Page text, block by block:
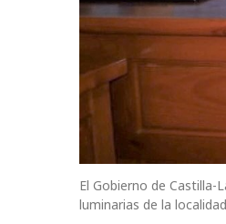
El Gobierno de
luminarias de la